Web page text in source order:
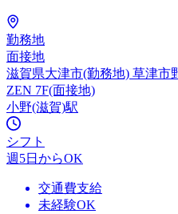
勤務地
面接地
滋賀県大津市(勤務地) 草津市
ZEN 7F(面接地)
小野(滋賀)駅
シフト
週5日からOK
交通費支給
未経験OK